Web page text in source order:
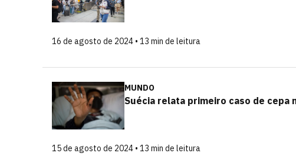
16 de agosto de 2024 • 13 min de leitura
MUNDO
Suécia relata primeiro caso de cepa
15 de agosto de 2024 • 13 min de leitura